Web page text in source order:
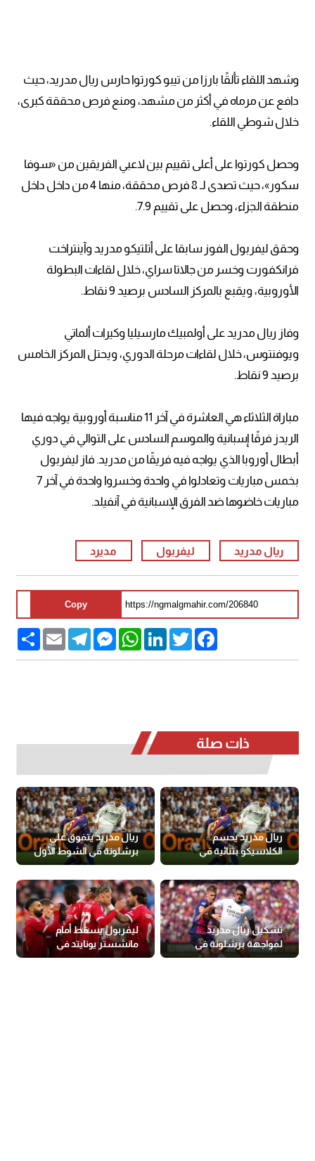
وشهد اللقاء تألقًا بارزا من تيبو كورتوا حارس ريال مدريد، حيث
دافع عن مرماه في أكثر من مشهد، ومنع فرص محققة كبرى،
خلال شوطي اللقاء.
وحصل كورتوا على أعلى تقييم بين لاعبي الفريقين من «سوفا
سكور»، حيث تصدى لـ 8 فرص محققة، منها 4 من داخل داخل
منطقة الجزاء، وحصل على تقييم 7.9.
وحقق ليفربول الفوز سابقا على أتلتيكو مدريد وآينتراخت
فرانكفورت وخسر من جالاتا سراي، خلال لقاءات البطولة
الأوروبية، ويقبع بالمركز السادس برصيد 9 نقاط.
وفاز ريال مدريد على أولمبيك مارسيليا وكيرات ألماتي
ويوفنتوس، خلال لقاءات مرحلة الدوري، ويحتل المركز الخامس
برصيد 9 نقاط.
مباراة الثلاثاء هي العاشرة في آخر 11 مناسبة أوروبية يواجه فيها
الريدز فرقًا إسبانية والموسم السادس على التوالي في دوري
أبطال أوروبا الذي يواجه فيه فريقًا من مدريد. فاز ليفربول
بخمس مباريات وتعادلوا في واحدة وخسروا واحدة في آخر 7
مباريات خاضوها ضد الفرق الإسبانية في آنفيلد.
ريال مدريد ليفربول مديرد
Copy
Share Email
TelegramMessengerWhatsAppLinkedInTwitter
Facebook
ذات صلة
ريال مدريد يحسم
الكلاسيكو بثنائية في
برشلونة
ريال مدريد يتفوق على
برشلونة في الشوط الأول
تشكيل ريال مدريد
لمواجهة برشلونة في
الكلاسيكو
ليفربول يسقط أمام
مانشستر يونايتد في
البريميرليج